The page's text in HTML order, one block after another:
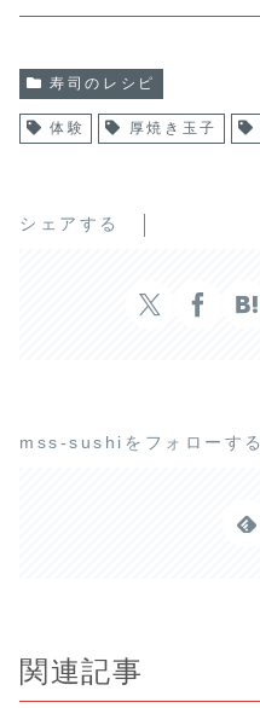
寿司のレシピ
体験 厚焼き玉子
シェアする
mss-sushiをフォローする
関連記事